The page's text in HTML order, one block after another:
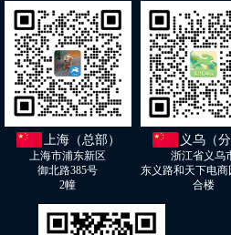
上海（总部）
上海市浦东新区
御北路385号
2幢
义乌（分
浙江省义乌
东义路和天下电商
合楼